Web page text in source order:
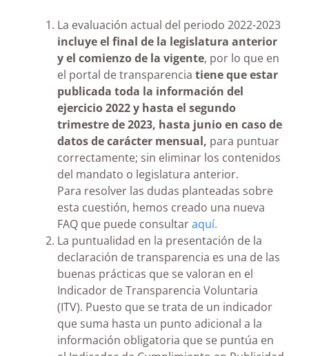
La evaluación actual del periodo 2022-2023
incluye el final de la legislatura anterior
y el comienzo de la vigente, por lo que en
el portal de transparencia tiene que estar
publicada toda la información del
ejercicio 2022 y hasta el segundo
trimestre de 2023, hasta junio en caso de
datos de carácter mensual, para puntuar
correctamente; sin eliminar los contenidos
del mandato o legislatura anterior.
Para resolver las dudas planteadas sobre
esta cuestión, hemos creado una nueva
FAQ que puede consultaraquí.
La puntualidad en la presentación de la
declaración de transparencia es una de las
buenas prácticas que se valoran en el
Indicador de Transparencia Voluntaria
(ITV). Puesto que se trata de un indicador
que suma hasta un punto adicional a la
información obligatoria que se puntúa en